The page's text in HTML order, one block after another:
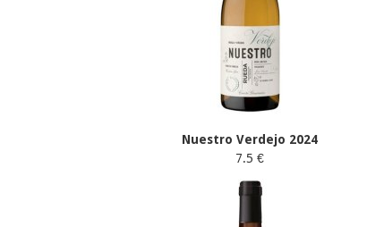
Nuestro Verdejo 2024
7.5 €